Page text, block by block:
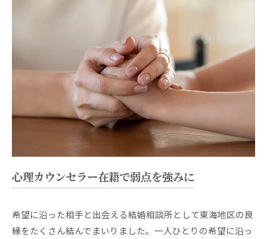
心理カウンセラー在籍で弱点を強みに
希望に沿った相手と出会える結婚相談所として東海地区の良
縁をたくさん結んでまいりました。一人ひとりの希望に沿っ